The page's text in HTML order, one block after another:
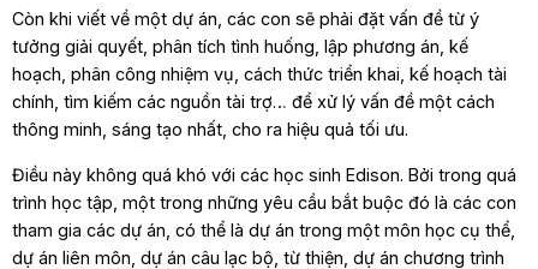
Còn khi viết về một dự án, các con sẽ phải đặt vấn đề từ ý
tưởng giải quyết, phân tích tình huống, lập phương án, kế
hoạch, phân công nhiệm vụ, cách thức triển khai, kế hoạch tài
chính, tìm kiếm các nguồn tài trợ… để xử lý vấn đề một cách
thông minh, sáng tạo nhất, cho ra hiệu quả tối ưu.
Điều này không quá khó với các học sinh Edison. Bởi trong quá
trình học tập, một trong những yêu cầu bắt buộc đó là các con
tham gia các dự án, có thể là dự án trong một môn học cụ thể,
dự án liên môn, dự án câu lạc bộ, từ thiện, dự án chương trình